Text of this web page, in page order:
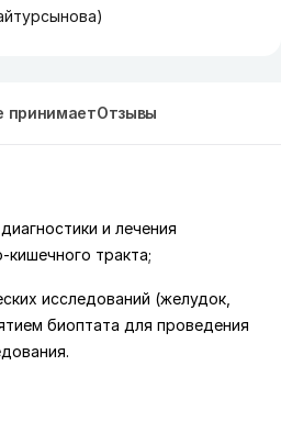
принимаетОтзывы
и лечения
тракта;
исследований (желудок,
биоптата для проведения